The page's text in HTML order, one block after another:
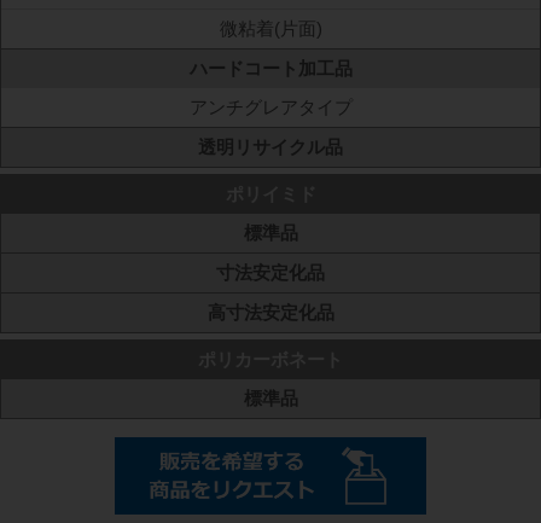
微粘着(片面)
ハードコート加工品
アンチグレアタイプ
透明リサイクル品
標準品
寸法安定化品
高寸法安定化品
標準品